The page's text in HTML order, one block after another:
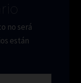
no será
están